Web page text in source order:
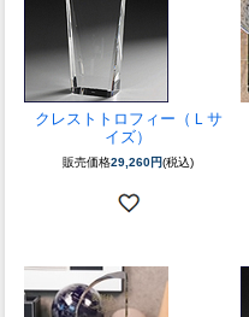
クレストトロフィー（Ｌサ
イズ）
販売価格29,260円(税込)